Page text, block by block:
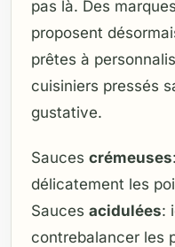
pas là. Des
proposent
prêtes à
cuisiniers pressés
gustative.
Sauces crémeuses
délicatement les
Sauces acidulées:
contrebalancer les